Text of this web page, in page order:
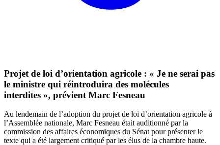
Projet de loi d’orientation agricole : « Je ne serai pas
le ministre qui réintroduira des molécules
interdites », prévient Marc Fesneau
Au lendemain de l’adoption du projet de loi d’orientation agricole à
l’Assemblée nationale, Marc Fesneau était auditionné par la
commission des affaires économiques du Sénat pour présenter le
texte qui a été largement critiqué par les élus de la chambre haute.